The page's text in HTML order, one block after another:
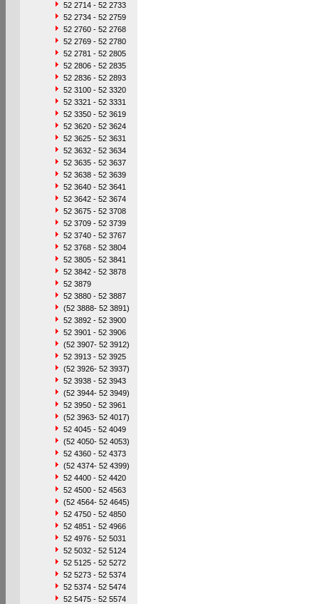
52 2714 - 52 2733
52 2734 - 52 2759
52 2760 - 52 2768
52 2769 - 52 2780
52 2781 - 52 2805
52 2806 - 52 2835
52 2836 - 52 2893
52 3100 - 52 3320
52 3321 - 52 3331
52 3350 - 52 3619
52 3620 - 52 3624
52 3625 - 52 3631
52 3632 - 52 3634
52 3635 - 52 3637
52 3638 - 52 3639
52 3640 - 52 3641
52 3642 - 52 3674
52 3675 - 52 3708
52 3709 - 52 3739
52 3740 - 52 3767
52 3768 - 52 3804
52 3805 - 52 3841
52 3842 - 52 3878
52 3879
52 3880 - 52 3887
(52 3888- 52 3891)
52 3892 - 52 3900
52 3901 - 52 3906
(52 3907- 52 3912)
52 3913 - 52 3925
(52 3926- 52 3937)
52 3938 - 52 3943
(52 3944- 52 3949)
52 3950 - 52 3961
(52 3963- 52 4017)
52 4045 - 52 4049
(52 4050- 52 4053)
52 4360 - 52 4373
(52 4374- 52 4399)
52 4400 - 52 4420
52 4500 - 52 4563
(52 4564- 52 4645)
52 4750 - 52 4850
52 4851 - 52 4966
52 4976 - 52 5031
52 5032 - 52 5124
52 5125 - 52 5272
52 5273 - 52 5374
52 5374 - 52 5474
52 5475 - 52 5574